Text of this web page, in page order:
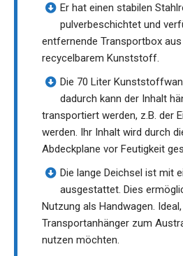
Er hat einen stabilen
pulverbeschichtet und
entfernende Transportbox
recycelbarem Kunststoff.
Die 70 Liter
dadurch kann der Inhalt
transportiert werden, z.B. der
werden. Ihr Inhalt wird durch
Abdeckplane vor Feutigkeit
Die lange Deichsel ist mit
ausgestattet. Dies
Nutzung als Handwagen.
Transportanhänger zum
nutzen möchten.